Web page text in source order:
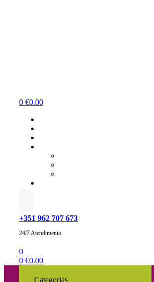
0 €0.00
+351 962 707 673
24/7 Atendimento
0
0 €0.00
Categorias